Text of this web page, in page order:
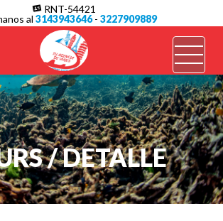
RNT-54421
al 3143943646- 3227909889
/ DETALLE